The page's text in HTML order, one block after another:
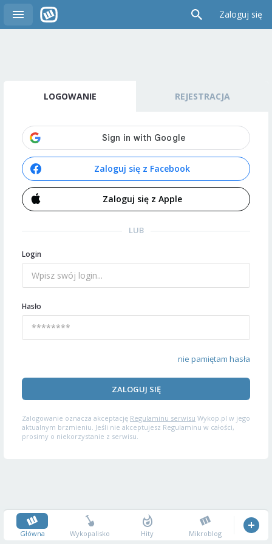
Zaloguj się
LOGOWANIE REJESTRACJA
Zaloguj się z Facebook
Zaloguj się z Apple
LUB
Login
Hasło
nie pamiętam hasła
ZALOGUJ SIĘ
Zalogowanie oznacza akceptację Regulaminu serwisu Wykop.pl w jego
aktualnym brzmieniu. Jeśli nie akceptujesz Regulaminu w całości,
prosimy o niekorzystanie z serwisu.
Główna Wykopalisko Hity Mikroblog